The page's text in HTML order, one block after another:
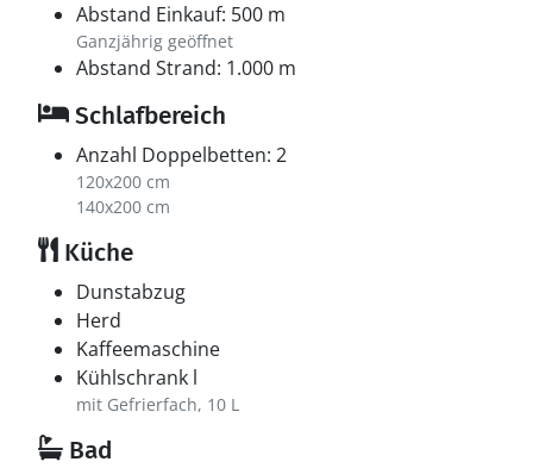
Abstand Einkauf: 500 m
Ganzjährig geöffnet
Abstand Strand: 1.000 m
Schlafbereich
Anzahl Doppelbetten: 2
120x200 cm
140x200 cm
Küche
Dunstabzug
Herd
Kaffeemaschine
Kühlschrank l
mit Gefrierfach, 10 L
Bad